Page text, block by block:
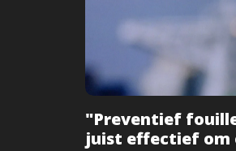
"Preventief
juist effectief om